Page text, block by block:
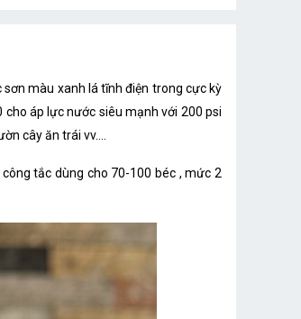
màu xanh lá tĩnh điện trong cực kỳ
áp lực nước siêu mạnh với 200 psi
cây ăn trái vv....
tắc dùng cho 70-100 béc , mức 2